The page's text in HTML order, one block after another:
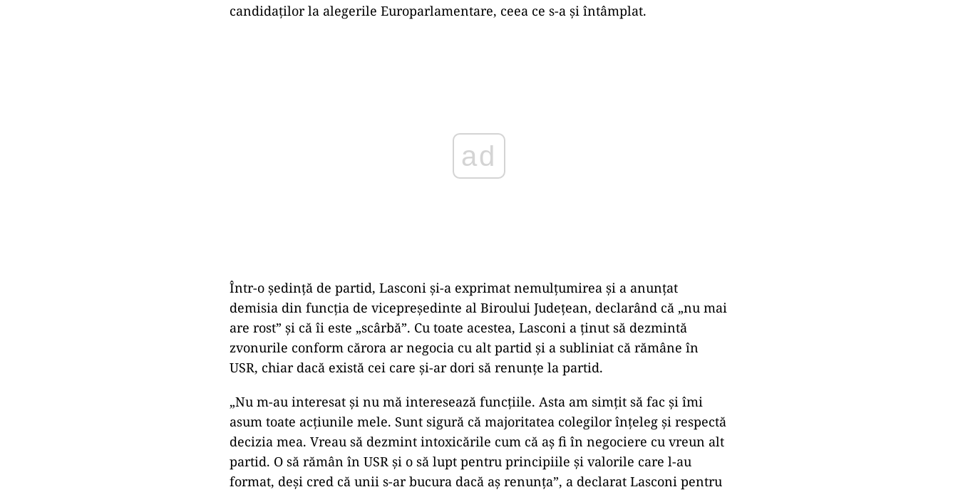
candidaților la alegerile Europarlamentare, ceea ce s-a și întâmplat.
Într-o ședință de partid, Lasconi și-a exprimat nemulțumirea și a anunțat
demisia din funcția de vicepreședinte al Biroului Județean, declarând că „nu mai
are rost” și că îi este „scârbă”. Cu toate acestea, Lasconi a ținut să dezmintă
zvonurile conform cărora ar negocia cu alt partid și a subliniat că rămâne în
USR, chiar dacă există cei care și-ar dori să renunțe la partid.
„Nu m-au interesat și nu mă interesează funcțiile. Asta am simțit să fac și îmi
asum toate acțiunile mele. Sunt sigură că majoritatea colegilor înțeleg și respectă
decizia mea. Vreau să dezmint intoxicările cum că aș fi în negociere cu vreun alt
partid. O să rămân în USR și o să lupt pentru principiile și valorile care l-au
format, deși cred că unii s-ar bucura dacă aș renunța”, a declarat Lasconi pentru